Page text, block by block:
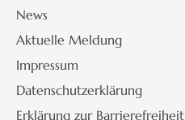
News
Aktuelle Meldung
Impressum
Datenschutzerklärung
Erklärung zur Barrierefreiheit